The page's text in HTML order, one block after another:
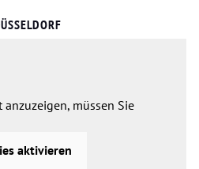
müssen Sie
aktivieren